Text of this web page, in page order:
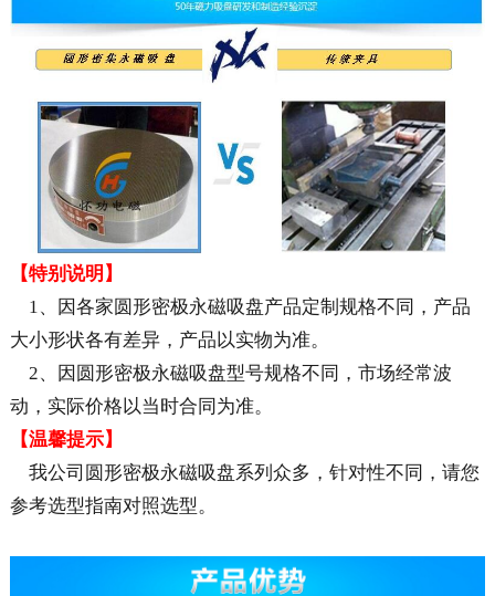
【特别说明】
1、因各家圆形密极永磁吸盘产品定制规格不同，产品
大小形状各有差异，产品以实物为准。
2、因圆形密极永磁吸盘型号规格不同，市场经常波
动，实际价格以当时合同为准。
【温馨提示】
我公司圆形密极永磁吸盘系列众多，针对性不同，请您
参考选型指南对照选型。